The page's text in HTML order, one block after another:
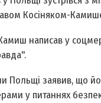
Косіняком-
написав у
Польщі заявив, що
у питаннях